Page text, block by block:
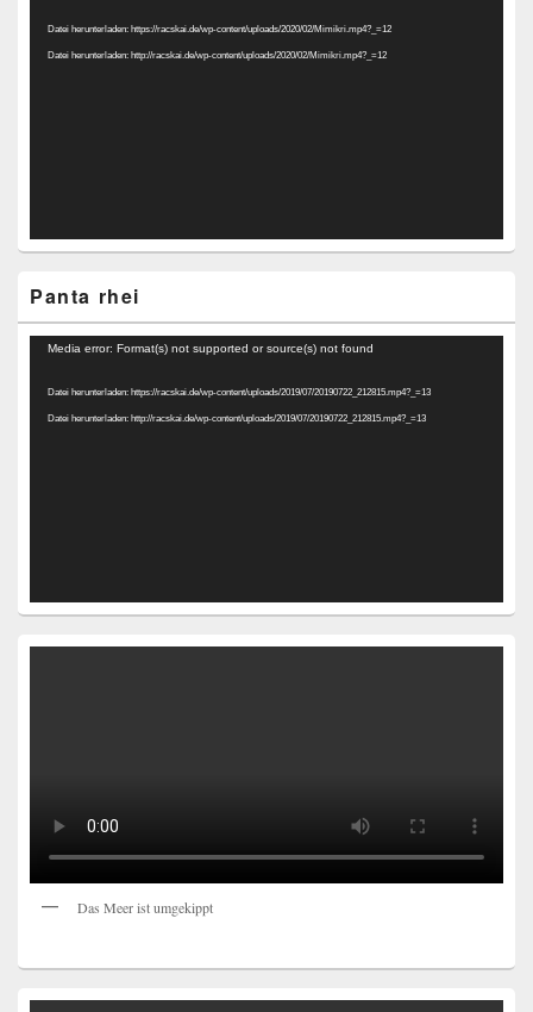
Datei herunterladen: https://racskai.de/wp-content/uploads/2020/02/Mimikri.mp4?_=12
Datei herunterladen: http://racskai.de/wp-content/uploads/2020/02/Mimikri.mp4?_=12
Panta rhei
Video-
Media error: Format(s) not supported or source(s) not found
Datei herunterladen: https://racskai.de/wp-content/uploads/2019/07/20190722_212815.mp4?_=13
Datei herunterladen: http://racskai.de/wp-content/uploads/2019/07/20190722_212815.mp4?_=13
Das Meer ist umgekippt